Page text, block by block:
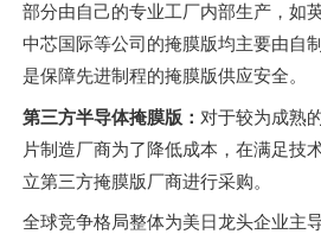
部分由自己的专业工厂内部生产，如
中芯国际等公司的掩膜版均主要由自
是保障先进制程的掩膜版供应安全。
第三方半导体掩膜版： 对于较为成熟
片制造厂商为了降低成本，在满足技
立第三方掩膜版厂商进行采购。
全球竞争格局整体为美日龙头企业主